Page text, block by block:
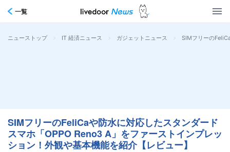
一覧
ニューストップ > IT 経済ニュース > ガジェットニュース > SIMフリーの
SIMフリーのFeliCaや防水に対応したスタンダード
スマホ「OPPO Reno3 A」をファーストインプレッ
ション！外観や基本機能を紹介【レビュー】